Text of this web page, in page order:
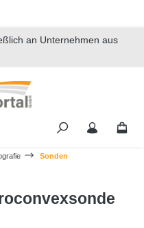
an Unternehmen aus
Sonden